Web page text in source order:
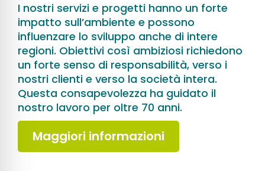
I nostri servizi e progetti hanno un forte
impatto sull’ambiente e possono
influenzare lo sviluppo anche di intere
regioni. Obiettivi così ambiziosi richiedono
un forte senso di responsabilità, verso i
nostri clienti e verso la società intera.
Questa consapevolezza ha guidato il
nostro lavoro per oltre 70 anni.
Maggiori informazioni